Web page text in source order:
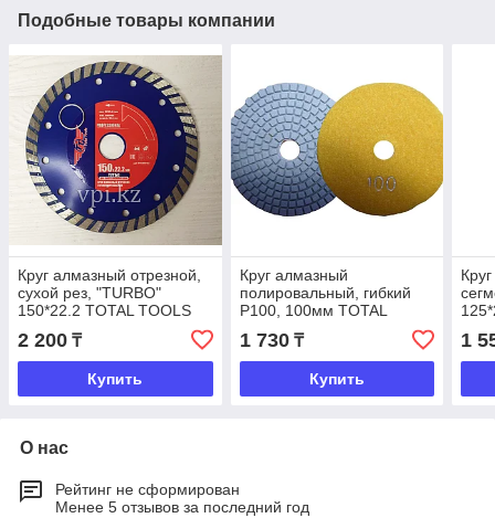
Подобные товары компании
Круг алмазный отрезной,
сухой рез, "TURBO"
150*22.2 TOTAL TOOLS
2 200 ₸
Купить
Круг алмазный
полировальный, гибкий
P100, 100мм TOTAL
1 730₸
Купить
1
О нас
Рейтинг не сформирован
Менее 5 отзывов за последний год